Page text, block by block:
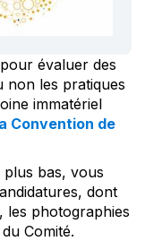
évaluer des
non les pratiques
immatériel
Convention de
plus bas, vous
dont
les photographies
Comité.